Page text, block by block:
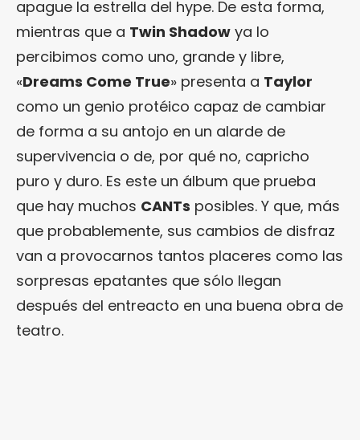
apague la estrella del hype. De esta forma,
mientras que a Twin Shadow ya lo
percibimos como uno, grande y libre,
«Dreams Come True» presenta a Taylor
como un genio protéico capaz de cambiar
de forma a su antojo en un alarde de
supervivencia o de, por qué no, capricho
puro y duro. Es este un álbum que prueba
que hay muchos CANTs posibles. Y que, más
que probablemente, sus cambios de disfraz
van a provocarnos tantos placeres como las
sorpresas epatantes que sólo llegan
después del entreacto en una buena obra de
teatro.